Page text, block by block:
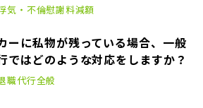
気・不倫慰謝料減額
ーに私物が残っている場合、一般
ではどのような対応をしますか？
職代行全般